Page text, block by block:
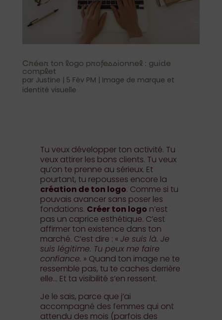
Créer ton logo professionnel : guide
complet
par Justine | 5 Fév PM | Image de marque et
identité visuelle
Tu veux développer ton activité. Tu
veux attirer les bons clients. Tu veux
qu’on te prenne au sérieux. Et
pourtant, tu repousses encore la
création de ton logo. Comme si tu
pouvais avancer sans poser les
fondations. Créer ton logo n’est
pas un caprice esthétique. C’est
affirmer ton existence dans ton
marché. C’est dire : « Je suis là. Je
suis légitime. Tu peux me faire
confiance. » Quand ton image ne te
ressemble pas, tu te caches derrière
elle… Et ta visibilité s’en ressent.
Je le sais, parce que j’ai
accompagné des femmes qui ont
attendu des mois (parfois des